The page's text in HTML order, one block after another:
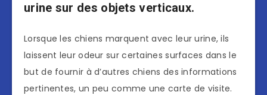
urine sur des objets verticaux.
Lorsque les chiens marquent avec leur urine, ils
laissent leur odeur sur certaines surfaces dans le
but de fournir à d’autres chiens des informations
pertinentes, un peu comme une carte de visite.